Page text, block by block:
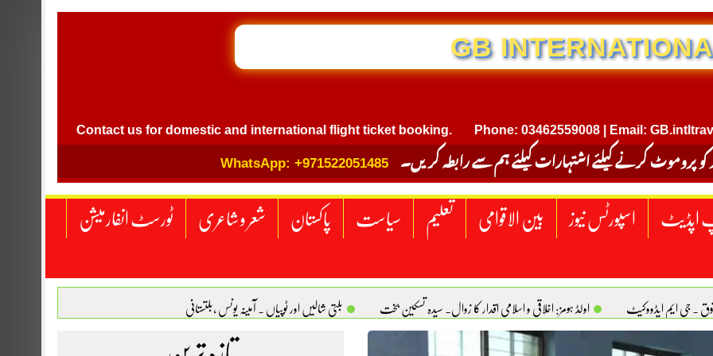
GB INTERNATIONAL TRAVEL
Contact us for domestic and international flight ticket booking. Phone: 03462559008 | Email:
کو پروموٹ کرنے کیلئے اشتہارات کیلئے ہم سے رابطہ کریں۔ WhatsApp: +971522051485
اپڈیٹ اسپورٹس نیوز بین الاقوامی تعلیم سیاست پاکستان شعر و شاعری ٹورسٹ انفارمیشن
. جی ایم ایڈووکیٹ اولڈ ہومز: اخلاقی و اسلامی اقدار کا زوال. سیدہ تسکین بخت بلتی شالیں اور ٹوپیاں . آمینہ یونس ،بلتستانی
یومِ استحصالِ کشمیر انجینیئر علی رضوان چوہدری